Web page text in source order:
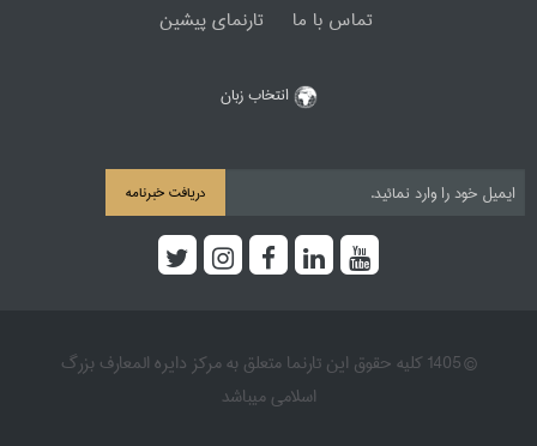
تماس با ما
تارنمای پیشین
انتخاب زبان
دریافت خبرنامه
© 1405 کلیه حقوق این تارنما متعلق به مرکز دایره المعارف بزرگ
اسلامی میباشد